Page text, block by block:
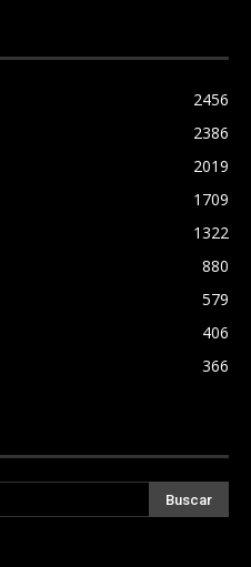
2456
2386
2019
1709
1322
880
579
406
366